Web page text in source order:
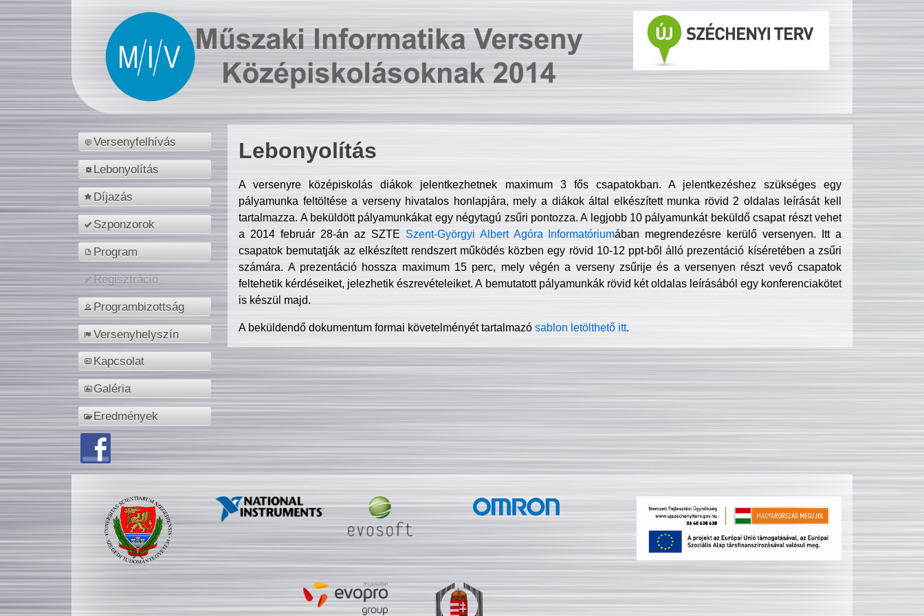
Versenyfelhívás
Lebonyolítás
Díjazás
Szponzorok
Program
Regisztráció
Programbizottság
Versenyhelyszín
Kapcsolat
Galéria
Eredmények
Lebonyolítás
A versenyre középiskolás diákok jelentkezhetnek maximum 3 fős csapatokban. A jelentkezéshez szükséges egy
pályamunka feltöltése a verseny hivatalos honlapjára, mely a diákok által elkészített munka rövid 2 oldalas leírását kell
tartalmazza. A beküldött pályamunkákat egy négytagú zsűri pontozza. A legjobb 10 pályamunkát beküldő csapat részt vehet
a 2014 február 28-án az SZTE Szent-Györgyi Albert Agóra Informatóriumában megrendezésre kerülő versenyen. Itt a
csapatok bemutatják az elkészített rendszert működés közben egy rövid 10-12 ppt-ből álló prezentáció kíséretében a zsűri
számára. A prezentáció hossza maximum 15 perc, mely végén a verseny zsűrije és a versenyen részt vevő csapatok
feltehetik kérdéseiket, jelezhetik észrevételeiket. A bemutatott pályamunkák rövid két oldalas leírásából egy konferenciakötet
is készül majd.
A beküldendő dokumentum formai követelményét tartalmazósablon letölthető itt.